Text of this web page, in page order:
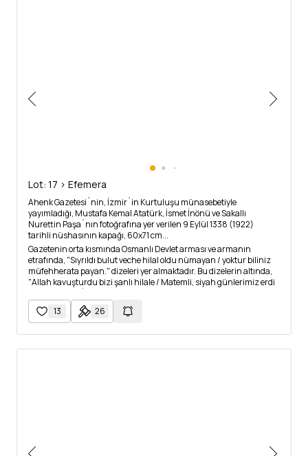
Lot: 17 > Efemera
Ahenk Gazetesi´nin, İzmir´in Kurtuluşu münasebetiyle
yayımladığı, Mustafa Kemal Atatürk, İsmet İnönü ve Sakallı
Nurettin Paşa´nın fotoğrafına yer verilen 9 Eylül 1338 (1922)
tarihli nüshasının kapağı, 60x71 cm...
Gazetenin orta kısmında Osmanlı Devlet arması ve armanın
etrafında, "Sıyrıldı bulut veche hilal oldu nümayan / yoktur biliniz
müfehherata payan." dizeleri yer almaktadır. Bu dizelerin altında,
"Allah kavuşturdu bizi şanlı hilale / Matemli, siyah günlerimiz erdi
ordu necat-ı aver sensin" yazılıdır.
13 26